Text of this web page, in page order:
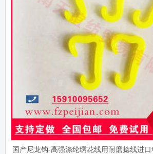
国产尼龙钩-高强涤纶绣花线用耐磨捻线进